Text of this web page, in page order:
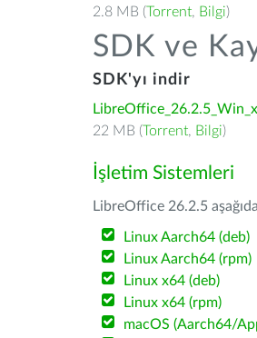
2.8 MB (Torrent, Bilgi)
SDK ve
SDK'yı indir
22 MB (Torrent, Bilgi)
İşletim Sistemleri
LibreOffice 26.2.5
Linux Aarch64 (deb)
Linux Aarch64 (rpm)
Linux x64 (deb)
Linux x64 (rpm)
macOS (Aarch64/